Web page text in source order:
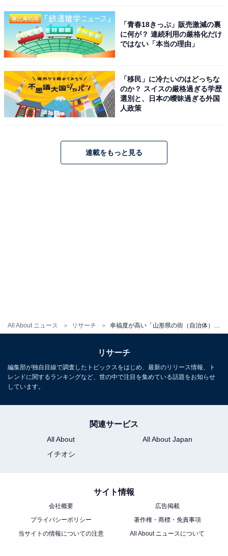
All About ニュース リサーチ
「青春18きっぷ」販売激減の裏
に何が？ 連続利用の厳格化だけ
ではない「本当の理由」
「移民」に冷たいのはどっちな
のか？ スイスの厳格過ぎる学歴
選別と、日本の曖昧過ぎる外国
人政策
連載をもっと見る
リサーチ
編集部が独自目線で調査したトピックスをはじめ、最新のリリース情報、ト
レンドに関するランキングなど、世の中で注目を集めている話題をお知らせ
しています。
関連サービス
All About
All About Japan
イチオシ
サイト情報
会社概要
広告掲載
プライバシーポリシー
著作権・商標・免責事項
当サイトの情報についての注意
All About ニュースについて